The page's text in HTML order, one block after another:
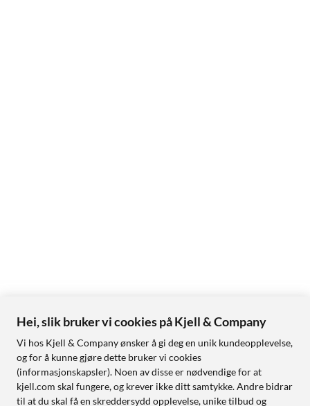
Hei, slik bruker vi cookies på Kjell & Company
Vi hos Kjell & Company ønsker å gi deg en unik kundeopplevelse,
og for å kunne gjøre dette bruker vi cookies
(informasjonskapsler). Noen av disse er nødvendige for at
kjell.com skal fungere, og krever ikke ditt samtykke. Andre bidrar
til at du skal få en skreddersydd opplevelse, unike tilbud og